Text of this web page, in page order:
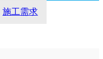
施工需求